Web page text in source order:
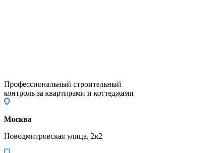
Профессиональный строительный
контроль за квартирами и коттеджами
Москва
Новодмитровская улица, 2к2